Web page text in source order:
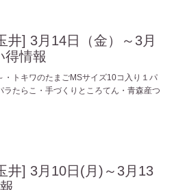
井] 3月14日（金）～3月
得情報
・トキワのたまごMSサイズ10コ入り１パ
ラたらこ・手づくりところてん・青森産つ
井] 3月10日(月)～3月13